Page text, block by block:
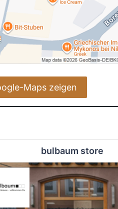
Maps zeigen
bulbaum store